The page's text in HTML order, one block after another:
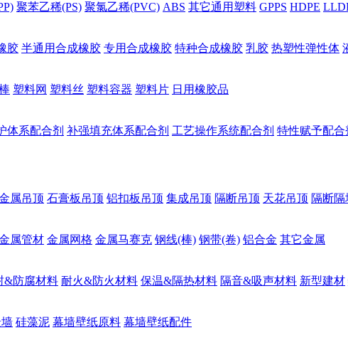
聚苯乙稀(PS) 聚氯乙稀(PVC) ABS 其它通用塑料 GPPS HDPE
胶 半通用合成橡胶 专用合成橡胶 特种合成橡胶 乳胶 热塑性弹性体
塑料网 塑料丝 塑料容器 塑料片 日用橡胶品
体系配合剂 补强填充体系配合剂 工艺操作系统配合剂 特性赋予配合
属吊顶 石膏板吊顶 铝扣板吊顶 集成吊顶 隔断吊顶 天花吊顶 隔断隔
属管材 金属网格 金属马赛克 钢线(棒) 钢带(卷) 铝合金 其它金属
&防腐材料 耐火&防火材料 保温&隔热材料 隔音&吸声材料 新型建材
硅藻泥 幕墙壁纸原料 幕墙壁纸配件